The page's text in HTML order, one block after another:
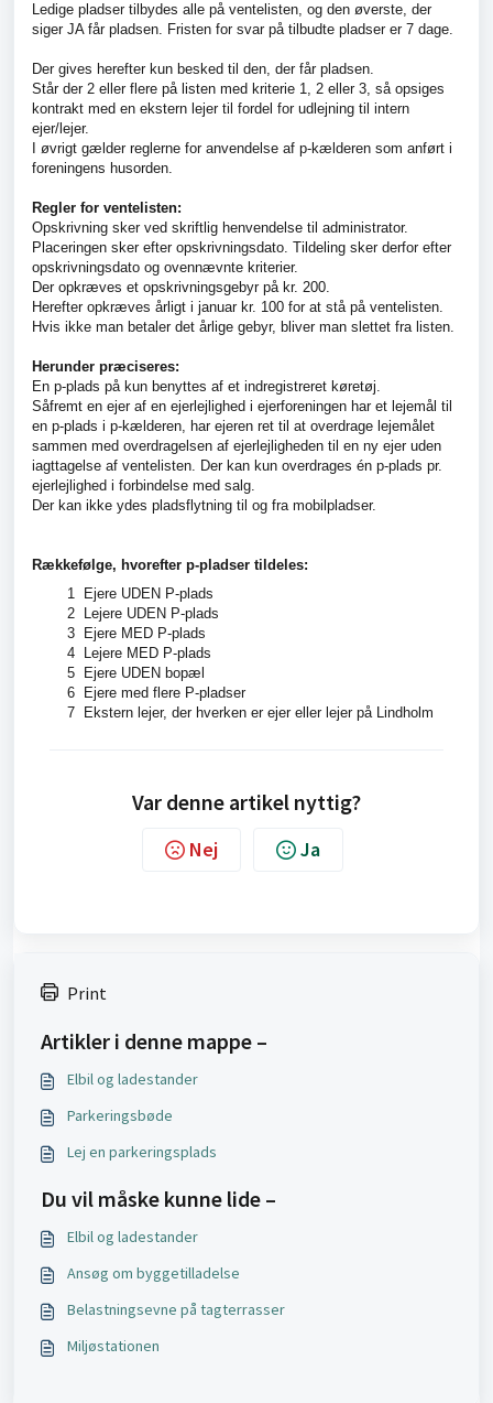
Ledige pladser tilbydes alle på ventelisten, og den øverste, der
siger JA får pladsen. Fristen for svar på tilbudte pladser er 7 dage.
Der gives herefter kun besked til den, der får pladsen.
Står der 2 eller flere på listen med kriterie 1, 2 eller 3, så opsiges
kontrakt med en ekstern lejer til fordel for udlejning til intern
ejer/lejer.
I øvrigt gælder reglerne for anvendelse af p-kælderen som anført i
foreningens husorden.
Regler for ventelisten:
Opskrivning sker ved skriftlig henvendelse til administrator.
Placeringen sker efter opskrivningsdato. Tildeling sker derfor efter
opskrivningsdato og ovennævnte kriterier.
Der opkræves et opskrivningsgebyr på kr. 200.
Herefter opkræves årligt i januar kr. 100 for at stå på ventelisten.
Hvis ikke man betaler det årlige gebyr, bliver man slettet fra listen.
Herunder præciseres:
En p-plads på kun benyttes af et indregistreret køretøj.
Såfremt en ejer af en ejerlejlighed i ejerforeningen har et lejemål til
en p-plads i p-kælderen, har ejeren ret til at overdrage lejemålet
sammen med overdragelsen af ejerlejligheden til en ny ejer uden
iagttagelse af ventelisten. Der kan kun overdrages én p-plads pr.
ejerlejlighed i forbindelse med salg.
Der kan ikke ydes pladsflytning til og fra mobilpladser.
Rækkefølge, hvorefter p-pladser tildeles:
1 Ejere UDEN P-plads
2 Lejere UDEN P-plads
3 Ejere MED P-plads
4 Lejere MED P-plads
5 Ejere UDEN bopæl
6 Ejere med flere P-pladser
7 Ekstern lejer, der hverken er ejer eller lejer på Lindholm
Var denne artikel nyttig?
Nej Ja
Print
Artikler i denne mappe –
Elbil og ladestander
Parkeringsbøde
Lej en parkeringsplads
Du vil måske kunne lide –
Elbil og ladestander
Ansøg om byggetilladelse
Belastningsevne på tagterrasser
Miljøstationen